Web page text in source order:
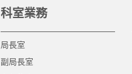
科室業務
局長室
副局長室